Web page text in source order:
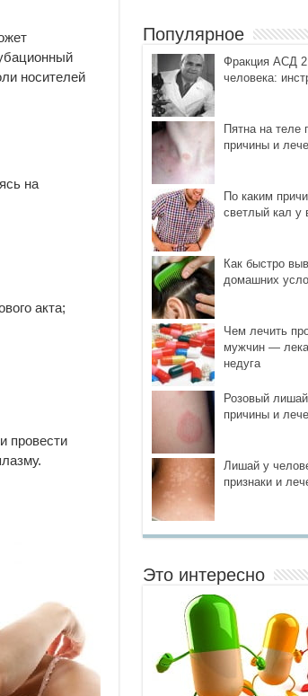
носителей
на
акта;
провести
Популярное
Фракция АСД
человека:
Пятна на теле
причины и
По каким
светлый кал у
Как быстро
домашних
Чем лечить
мужчин —
недуга
Розовый
причины и
Лишай у
признаки и
Это интересно